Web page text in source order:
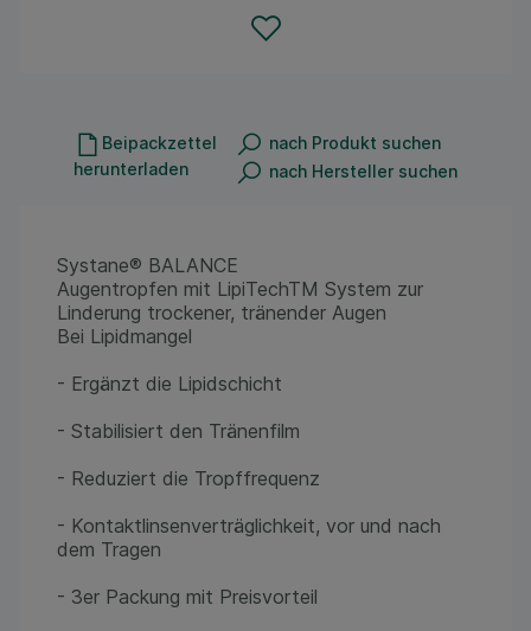
Beipackzettel
herunterladen
nach Produkt suchen
nach Hersteller suchen
Systane® BALANCE
Augentropfen mit LipiTechTM System zur
Linderung trockener, tränender Augen
Bei Lipidmangel
- Ergänzt die Lipidschicht
- Stabilisiert den Tränenfilm
- Reduziert die Tropffrequenz
- Kontaktlinsenverträglichkeit, vor und nach
dem Tragen
- 3er Packung mit Preisvorteil